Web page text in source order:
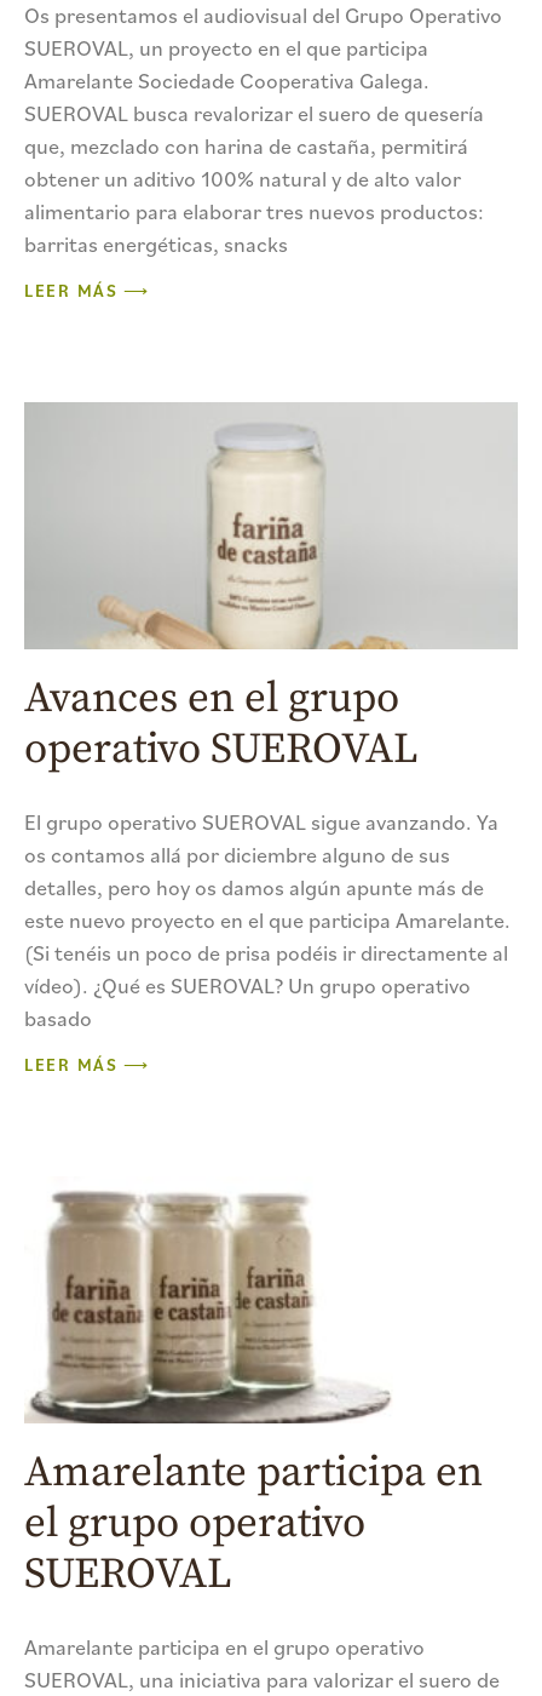
Os presentamos el audiovisual del Grupo Operativo
SUEROVAL, un proyecto en el que participa
Amarelante Sociedade Cooperativa Galega.
SUEROVAL busca revalorizar el suero de quesería
que, mezclado con harina de castaña, permitirá
obtener un aditivo 100% natural y de alto valor
alimentario para elaborar tres nuevos productos:
barritas energéticas, snacks
LEER MÁS ⟶
Avances en el grupo
operativo SUEROVAL
El grupo operativo SUEROVAL sigue avanzando. Ya
os contamos allá por diciembre alguno de sus
detalles, pero hoy os damos algún apunte más de
este nuevo proyecto en el que participa Amarelante.
(Si tenéis un poco de prisa podéis ir directamente al
vídeo). ¿Qué es SUEROVAL? Un grupo operativo
basado
LEER MÁS ⟶
Amarelante participa en
el grupo operativo
SUEROVAL
Amarelante participa en el grupo operativo
SUEROVAL, una iniciativa para valorizar el suero de